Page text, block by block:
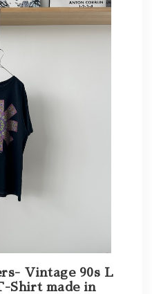
Vintage 90s L
Shirt made in